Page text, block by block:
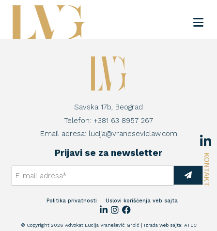
KONTAKT
Savska 17b, Beograd
Telefon: +381 63 8957 267
Email adresa: lucija@vraneseviclaw.com
Prijavi se za newsletter
© Copyright 2026 Advokat Lucija Vranešević Grbić | Izrada web sajta: ATEC
Politika privatnosti Uslovi korišćenja veb sajta